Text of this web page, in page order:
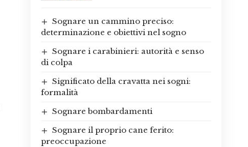
Sognare un cammino preciso:
determinazione e obiettivi nel sogno
Sognare i carabinieri: autorità e senso
di colpa
Significato della cravatta nei sogni:
formalità
Sognare bombardamenti
Sognare il proprio cane ferito:
preoccupazione